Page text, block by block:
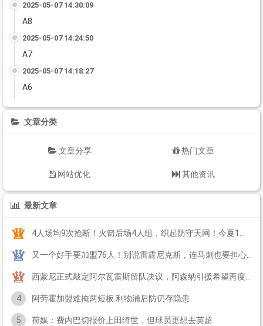
2025-05-07 14:30:09
A8
2025-05-07 14:24:50
A7
2025-05-07 14:18:27
A6
文章分类
文章分享 热门文章
网站优化 其他资讯
最新文章
4人场均9次抢断！火箭后场4人组，织起防守天网！今夏1签1续太明智
又一个好手要加盟76人！别说雷霆尼克斯，连马刺也要担心了
西蒙尼正式敲定阿尔瓦雷斯留队决议，阿森纳引援希望再度落空
4 阿劳霍加盟难掩两短板 利物浦后防仍存隐患
5 荷媒：费内巴切报价上田绮世，但球员更想去英超